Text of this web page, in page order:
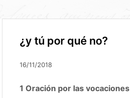
¿y tú por qué no?
16/11/2018
1 Oración por las vocaciones